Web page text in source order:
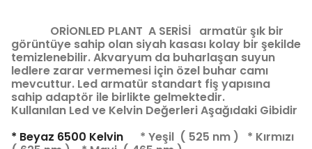
ORİONLED PLANT A SERİSİ armatür şık bir
görüntüye sahip olan siyah kasası kolay bir şekilde
temizlenebilir. Akvaryum da buharlaşan suyun
ledlere zarar vermemesi için özel buhar camı
mevcuttur. Led armatür standart fiş yapısına
sahip adaptör ile birlikte gelmektedir.
Kullanılan Led ve Kelvin Değerleri Aşağıdaki Gibidir
* Beyaz 6500 Kelvin
* Yeşil ( 525 nm ) * Kırmızı